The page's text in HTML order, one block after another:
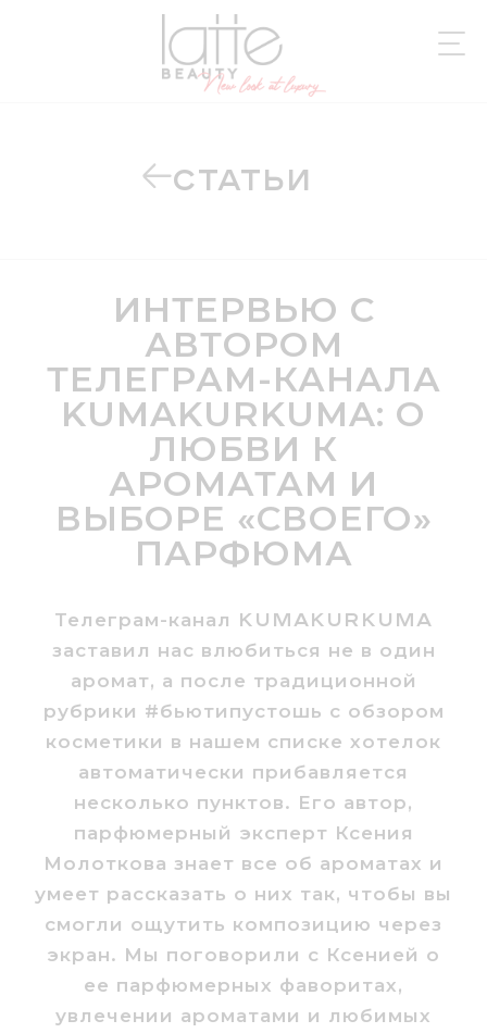
СТАТЬИ
ИНТЕРВЬЮ С
АВТОРОМ
ТЕЛЕГРАМ-КАНАЛА
KUMAKURKUMA: О
ЛЮБВИ К
АРОМАТАМ И
ВЫБОРЕ «СВОЕГО»
ПАРФЮМА
Телеграм-канал Kumakurkuma
заставил нас влюбиться не в один
аромат, а после традиционной
рубрики #бьютипустошь с обзором
косметики в нашем списке хотелок
автоматически прибавляется
несколько пунктов. Его автор,
парфюмерный эксперт Ксения
Молоткова знает все об ароматах и
умеет рассказать о них так, чтобы вы
смогли ощутить композицию через
экран. Мы поговорили с Ксенией о
ее парфюмерных фаворитах,
увлечении ароматами и любимых